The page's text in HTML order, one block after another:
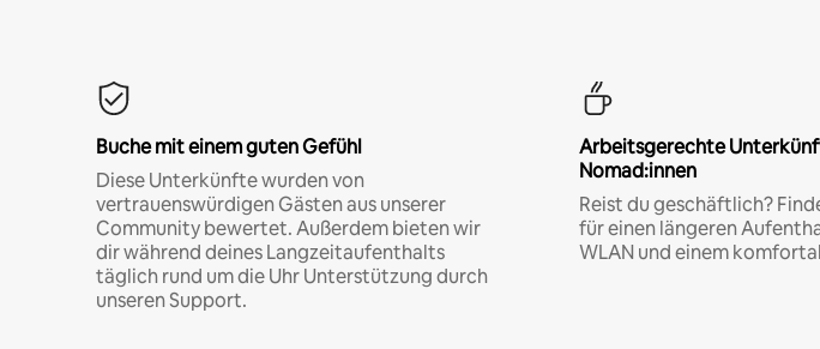
Buche mit einem guten Gefühl
Diese Unterkünfte wurden von
vertrauenswürdigen Gästen aus unserer
Community bewertet. Außerdem bieten wir
dir während deines Langzeitaufenthalts
täglich rund um die Uhr Unterstützung durch
unseren Support.
Arbeitsgerechte
Nomad:innen
Reist du geschäftlich?
für einen längeren
WLAN und einem